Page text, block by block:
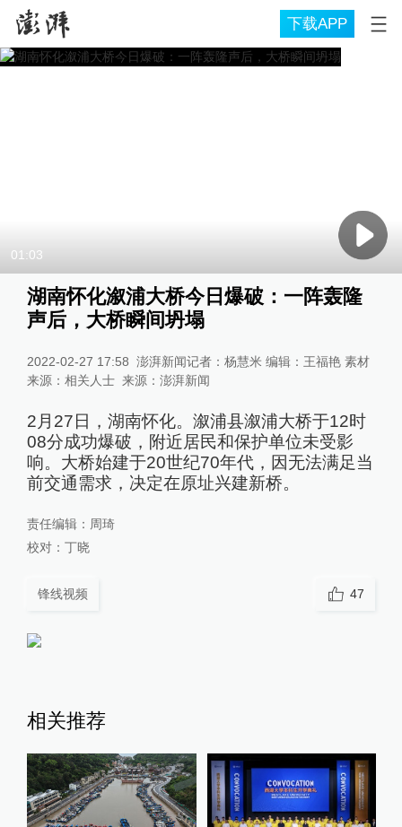
下载APP
01:03
湖南怀化溆浦大桥今日爆破：一阵轰隆
声后，大桥瞬间坍塌
2022-02-27 17:58 澎湃新闻记者：杨慧米 编辑：王福艳 素材
来源：相关人士 来源： 澎湃新闻
2月27日，湖南怀化。溆浦县溆浦大桥于12时
08分成功爆破，附近居民和保护单位未受影
响。大桥始建于20世纪70年代，因无法满足当
前交通需求，决定在原址兴建新桥。
责任编辑： 周琦
校对： 丁晓
锋线视频 47
相关推荐